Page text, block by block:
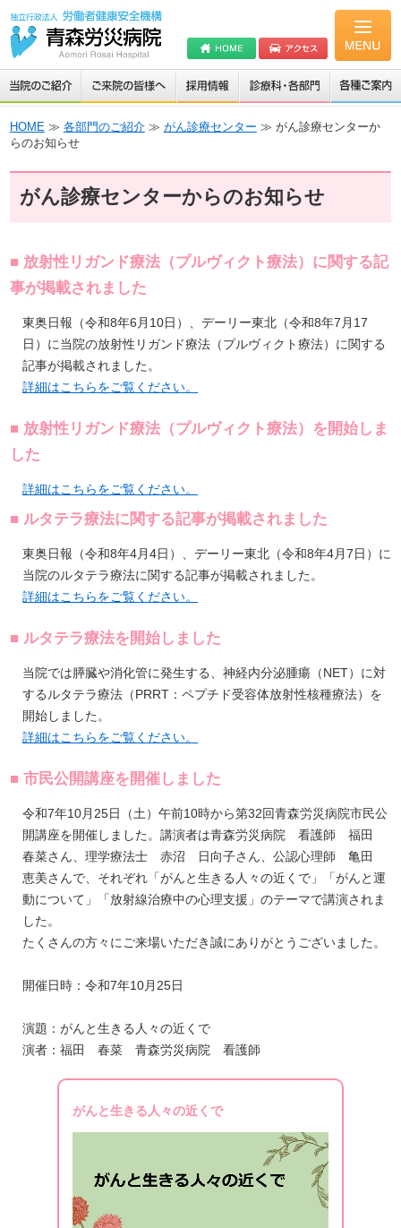
HOME≫ 各部門のご紹介≫ がん診療センター ≫ がん診療センターか
らのお知らせ
がん診療センターからのお知らせ
■ 放射性リガンド療法（プルヴィクト療法）に関する記
事が掲載されました
東奥日報（令和8年6月10日）、デーリー東北（令和8年7月17
日）に当院の放射性リガンド療法（プルヴィクト療法）に関する
記事が掲載されました。
詳細はこちらをご覧ください。
■ 放射性リガンド療法（プルヴィクト療法）を開始しま
した
詳細はこちらをご覧ください。
■ ルタテラ療法に関する記事が掲載されました
東奥日報（令和8年4月4日）、デーリー東北（令和8年4月7日）に
当院のルタテラ療法に関する記事が掲載されました。
詳細はこちらをご覧ください。
■ ルタテラ療法を開始しました
当院では膵臓や消化管に発生する、神経内分泌腫瘍（NET）に対
するルタテラ療法（PRRT：ペプチド受容体放射性核種療法）を
開始しました。
詳細はこちらをご覧ください。
■ 市民公開講座を開催しました
令和7年10月25日（土）午前10時から第32回青森労災病院市民公
開講座を開催しました。講演者は青森労災病院 看護師 福田
春菜さん、理学療法士 赤沼 日向子さん、公認心理師 亀田
恵美さんで、それぞれ「がんと生きる人々の近くで」「がんと運
動について」「放射線治療中の心理支援」のテーマで講演されま
した。
たくさんの方々にご来場いただき誠にありがとうございました。
開催日時：令和7年10月25日
演題：がんと生きる人々の近くで
演者：福田 春菜 青森労災病院 看護師
がんと生きる人々の近くで